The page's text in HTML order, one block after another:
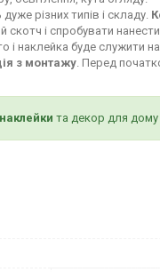
різних типів і складу.
скотч і спробувати
і наклейка буде служити
з монтажу . Перед
наклейки та декор для